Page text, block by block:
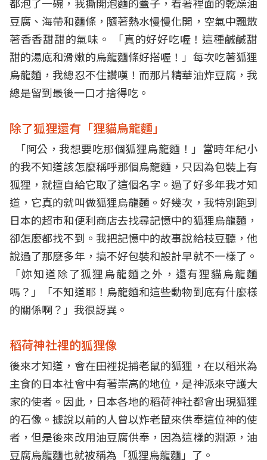
都泡了一碗，我撕開泡麵的蓋子，看著裡面的乾燥油
豆腐、海帶和麵條，隨著熱水慢慢化開，空氣中飄散
著香香甜甜的氣味。 「真的好好吃喔！這種鹹鹹甜
甜的湯底和滑嫩的烏龍麵條好搭喔！」每次吃著狐狸
烏龍麵，我總忍不住讚嘆！而那片精華油炸豆腐，我
總是留到最後一口才捨得吃。
除了狐狸還有「狸貓烏龍麵」
「阿公，我想要吃那個狐狸烏龍麵！」當時年紀小
的我不知道該怎麼稱呼那個烏龍麵，只因為包裝上有
狐狸，就擅自給它取了這個名字。過了好多年我才知
道，它真的就叫做狐狸烏龍麵。好幾次，我特別跑到
日本的超市和便利商店去找尋記憶中的狐狸烏龍麵，
卻怎麼都找不到。我把記憶中的故事說給枝豆聽，他
說過了那麼多年，搞不好包裝和設計早就不一樣了。
「妳知道除了狐狸烏龍麵之外，還有狸貓烏龍麵
嗎？」「不知道耶！烏龍麵和這些動物到底有什麼樣
的關係啊？」我很訝異。
稻荷神社裡的狐狸像
後來才知道，會在田裡捉捕老鼠的狐狸，在以稻米為
主食的日本社會中有著崇高的地位，是神派來守護大
家的使者。因此，日本各地的稻荷神社都會出現狐狸
的石像。據說以前的人曾以炸老鼠來供奉這位神的使
者，但是後來改用油豆腐供奉，因為這樣的淵源，油
豆腐烏龍麵也就被稱為「狐狸烏龍麵」了。